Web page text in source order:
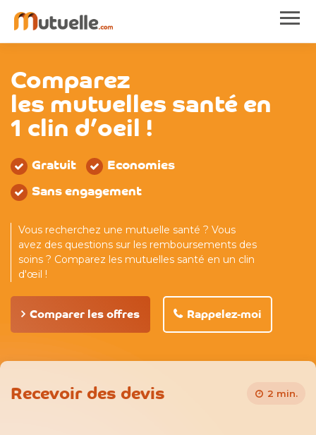
Comparez
les mutuelles santé en
1 clin d’oeil !
Gratuit
Economies
Sans engagement
Vous recherchez une mutuelle santé ? Vous
avez des questions sur les remboursements des
soins ? Comparez les mutuelles santé en un clin
d'œil !
Comparer les offres Rappelez-moi
Recevoir des devis 2 min.